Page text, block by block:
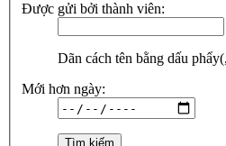
Được gửi bởi thành viên:
Dãn cách tên bằng dấu
Mới hơn ngày: